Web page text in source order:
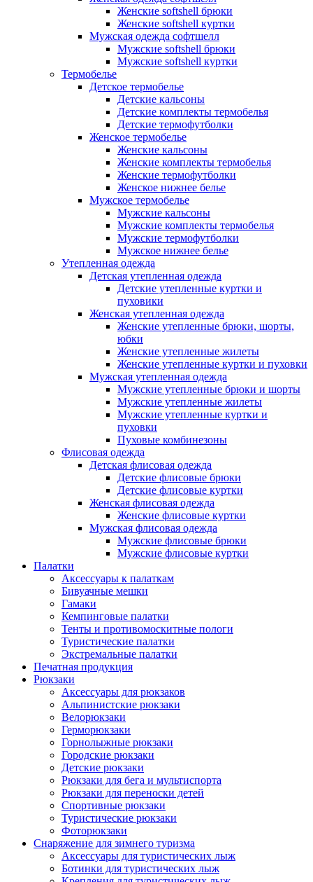
Женские softshell брюки
Женские softshell куртки
Мужская одежда софтшелл
Мужские softshell брюки
Мужские softshell куртки
Термобелье
Детское термобелье
Детские кальсоны
Детские комплекты термобелья
Детские термофутболки
Женское термобелье
Женские кальсоны
Женские комплекты термобелья
Женские термофутболки
Женское нижнее белье
Мужское термобелье
Мужские кальсоны
Мужские комплекты термобелья
Мужские термофутболки
Мужское нижнее белье
Утепленная одежда
Детская утепленная одежда
Детские утепленные куртки и
пуховики
Женская утепленная одежда
Женские утепленные брюки, шорты,
юбки
Женские утепленные жилеты
Женские утепленные куртки и пуховки
Мужская утепленная одежда
Мужские утепленные брюки и шорты
Мужские утепленные жилеты
Мужские утепленные куртки и
пуховки
Пуховые комбинезоны
Флисовая одежда
Детская флисовая одежда
Детские флисовые брюки
Детские флисовые куртки
Женская флисовая одежда
Женские флисовые куртки
Мужская флисовая одежда
Мужские флисовые брюки
Мужские флисовые куртки
Палатки
Аксессуары к палаткам
Бивуачные мешки
Гамаки
Кемпинговые палатки
Тенты и противомоскитные пологи
Туристические палатки
Экстремальные палатки
Печатная продукция
Рюкзаки
Аксессуары для рюкзаков
Альпинистские рюкзаки
Велорюкзаки
Герморюкзаки
Горнолыжные рюкзаки
Городские рюкзаки
Детские рюкзаки
Рюкзаки для бега и мультиспорта
Рюкзаки для переноски детей
Спортивные рюкзаки
Туристические рюкзаки
Фоторюкзаки
Снаряжение для зимнего туризма
Аксессуары для туристических лыж
Ботинки для туристических лыж